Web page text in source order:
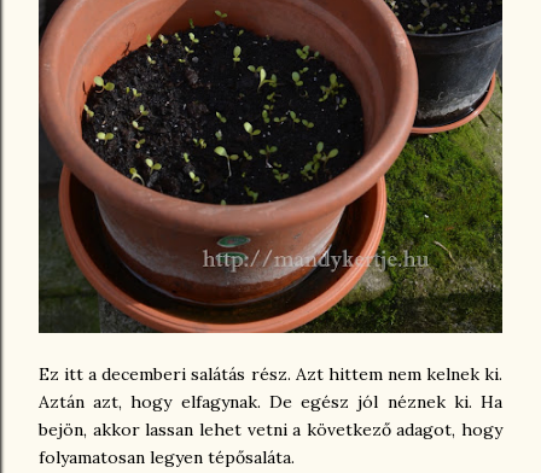
Ez itt a decemberi salátás rész. Azt hittem nem kelnek ki.
Aztán azt, hogy elfagynak. De egész jól néznek ki. Ha
bejön, akkor lassan lehet vetni a következő adagot, hogy
folyamatosan legyen tépősaláta.